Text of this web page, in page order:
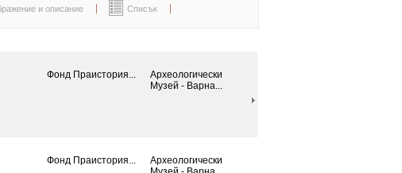
и описание Списък
Фонд Праистория...
Археологически
Mузей - Варна...
Фонд Праистория...
Археологически